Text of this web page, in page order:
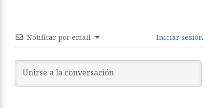
Notificar por email Iniciar sesión